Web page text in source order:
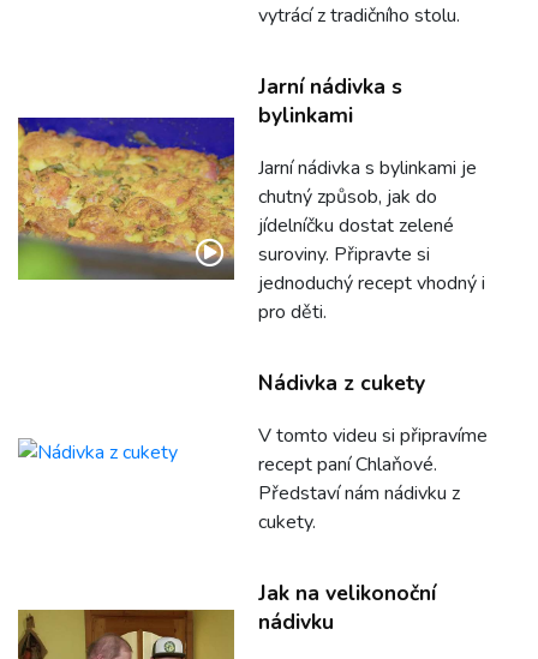
vytrácí z tradičního stolu.
Jarní nádivka s
bylinkami
Jarní nádivka s bylinkami je
chutný způsob, jak do
jídelníčku dostat zelené
suroviny. Připravte si
jednoduchý recept vhodný i
pro děti.
Nádivka z cukety
V tomto videu si připravíme
recept paní Chlaňové.
Představí nám nádivku z
cukety.
Jak na velikonoční
nádivku